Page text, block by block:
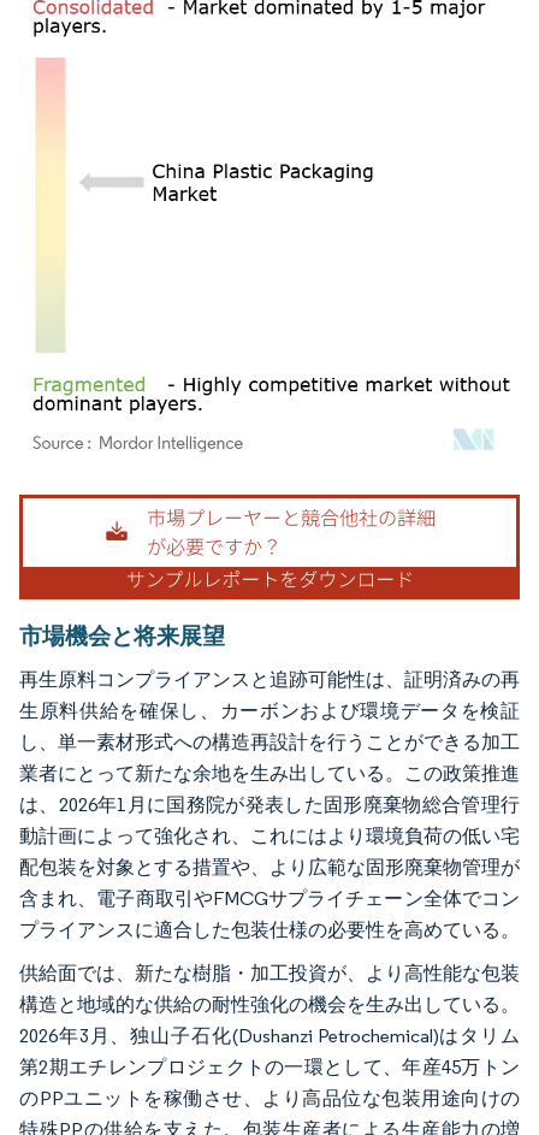
画像 © Mordor Intelligence。再利用にはCC BY 4.0の表示が必要です。
市場機会と将来展望
再生原料コンプライアンスと追跡可能性は、証明済みの再
生原料供給を確保し、カーボンおよび環境データを検証
し、単一素材形式への構造再設計を行うことができる加工
業者にとって新たな余地を生み出している。この政策推進
は、2026年1月に国務院が発表した固形廃棄物総合管理行
動計画によって強化され、これにはより環境負荷の低い宅
配包装を対象とする措置や、より広範な固形廃棄物管理が
含まれ、電子商取引やFMCGサプライチェーン全体でコン
プライアンスに適合した包装仕様の必要性を高めている。
供給面では、新たな樹脂・加工投資が、より高性能な包装
構造と地域的な供給の耐性強化の機会を生み出している。
2026年3月、独山子石化(Dushanzi Petrochemical)はタリム
第2期エチレンプロジェクトの一環として、年産45万トン
のPPユニットを稼働させ、より高品位な包装用途向けの
特殊PPの供給を支えた。包装生産者による生産能力の増